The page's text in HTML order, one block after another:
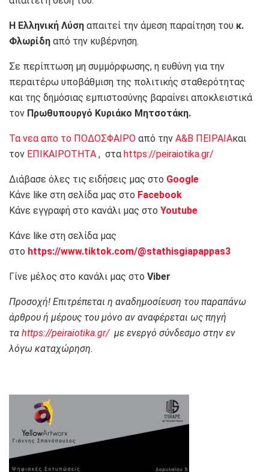
Η Ελληνική Λύση απαιτεί την άμεση παραίτηση του κ.
Φλωρίδη από την κυβέρνηση.
Σε περίπτωση μη συμμόρφωσης, η ευθύνη για την
περαιτέρω υποβάθμιση της πολιτικής σταθερότητας
και της δημόσιας εμπιστοσύνης βαραίνει αποκλειστικά
τον Πρωθυπουργό Κυριάκο Μητσοτάκη.
Τα νεα απο το ΠΟΔΟΣΦΑΙΡΟ από την Α&Β ΠΕΙΡΑΙΑκαι
τον ΕΠΙΚΑΙΡΟΤΗΤΑ , στα https://peiraiotika.gr/
Διάβασε όλες τις ειδήσεις μας στο Google
Κάνε like στη σελίδα μας στο Facebook
Κάνε εγγραφή στο κανάλι μας στο Youtube
Κάνε like στη σελίδα μας
στο https://www.tiktok.com/@stathisgiapappas3
Γίνε μέλος στο κανάλι μας στο Viber
Προσοχή! Επιτρέπεται η αναδημοσίευση του παραπάνω
άρθρου ή μέρους του μόνο αν αναφέρεται ως πηγή
τα https://peiraiotika.gr/με ενεργό σύνδεσμο στην εν
λόγω καταχώρηση.